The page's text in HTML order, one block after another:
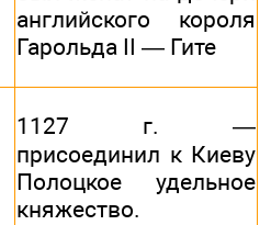
английского короля
Гарольда II — Гите
1127 г. —
присоединил к Киеву
Полоцкое удельное
княжество.